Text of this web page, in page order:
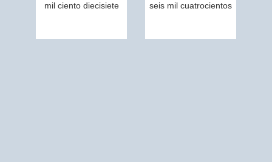
mil ciento diecisiete seis mil cuatrocientos